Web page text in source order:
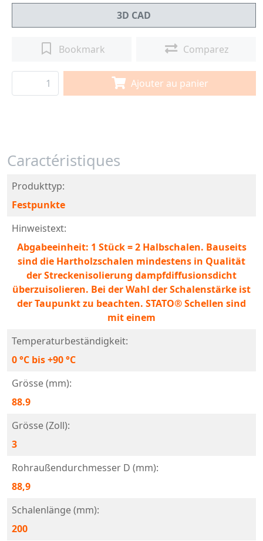
3D CAD
Bookmark Comparez
Ajouter au panier
Caractéristiques
Produkttyp:
Festpunkte
Hinweistext:
Abgabeeinheit: 1 Stück = 2 Halbschalen. Bauseits
sind die Hartholzschalen mindestens in Qualität
der Streckenisolierung dampfdiffusionsdicht
überzuisolieren. Bei der Wahl der Schalenstärke ist
der Taupunkt zu beachten. STATO® Schellen sind
mit einem
Temperaturbeständigkeit:
0 °C bis +90 °C
Grösse (mm):
88.9
Grösse (Zoll):
3
Rohraußendurchmesser D (mm):
88,9
Schalenlänge (mm):
200